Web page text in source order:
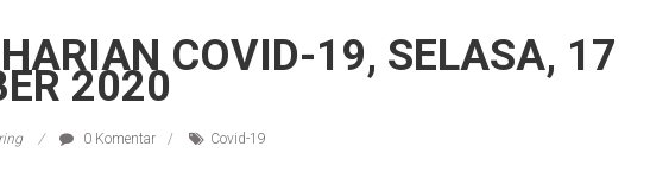
COVID-19, SELASA, 17
2020
0 Komentar Covid-19